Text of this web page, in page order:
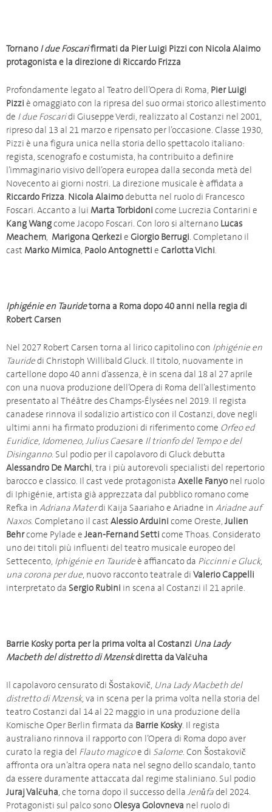
Tornano I due Foscarifirmati da Pier Luigi Pizzi con Nicola Alaimo
protagonista e la direzione di Riccardo Frizza
Profondamente legato al Teatro dell’Opera di Roma, Pier Luigi
Pizzi è omaggiato con la ripresa del suo ormai storico allestimento
de I due Foscaridi Giuseppe Verdi, realizzato al Costanzi nel 2001,
ripreso dal 13 al 21 marzo e ripensato per l’occasione. Classe 1930,
Pizzi è una figura unica nella storia dello spettacolo italiano:
regista, scenografo e costumista, ha contribuito a definire
l’immaginario visivo dell’opera europea dalla seconda metà del
Novecento ai giorni nostri. La direzione musicale è affidata a
Riccardo Frizza. Nicola Alaimodebutta nel ruolo di Francesco
Foscari. Accanto a lui Marta Torbidoni come Lucrezia Contarini e
Kang Wangcome Jacopo Foscari. Con loro si alternano Lucas
Meachem, Marigona Qerkezi e Giorgio Berrugi. Completano il
cast Marko Mimica, Paolo Antognetti e Carlotta Vichi.
Iphigénie en Tauridetorna a Roma dopo 40 anni nella regia di
Robert Carsen
Nel 2027 Robert Carsen torna al lirico capitolino con Iphigénie en
Tauridedi Christoph Willibald Gluck. Il titolo, nuovamente in
cartellone dopo 40 anni d’assenza, è in scena dal 18 al 27 aprile
con una nuova produzione dell’Opera di Roma dell’allestimento
presentato al Théâtre des Champs-Élysées nel 2019. Il regista
canadese rinnova il sodalizio artistico con il Costanzi, dove negli
ultimi anni ha firmato produzioni di riferimento come Orfeo ed
Euridice, Idomeneo, Julius Caesare Il trionfo del Tempo e del
Disinganno. Sul podio per il capolavoro di Gluck debutta
Alessandro De Marchi, tra i più autorevoli specialisti del repertorio
barocco e classico. Il cast vede protagonista Axelle Fanyo nel ruolo
di Iphigénie, artista già apprezzata dal pubblico romano come
Refka in Adriana Materdi Kaija Saariaho e Ariadne in Ariadne auf
Naxos. Completano il cast Alessio Arduini come Oreste, Julien
Behrcome Pylade e Jean-Fernand Setti come Thoas. Considerato
uno dei titoli più influenti del teatro musicale europeo del
Settecento, Iphigénie en Taurideè affiancato da Piccinni e Gluck,
una corona per due, nuovo racconto teatrale di Valerio Cappelli
interpretato da Sergio Rubini in scena al Costanzi il 21 aprile.
Barrie Kosky porta per la prima volta al Costanzi Una Lady
Macbeth del distretto di Mzenskdiretta da Valčuha
Il capolavoro censurato di Šostakovič, Una Lady Macbeth del
distretto di Mzensk,va in scena per la prima volta nella storia del
teatro Costanzi dal 14 al 22 maggio in una produzione della
Komische Oper Berlin firmata da Barrie Kosky. Il regista
australiano rinnova il rapporto con l’Opera di Roma dopo aver
curato la regia del Flauto magicoe di Salome. Con Šostakovič
affronta ora un’altra opera nata nel segno dello scandalo, tanto
da essere duramente attaccata dal regime staliniano. Sul podio
Juraj Valčuha, che torna dopo il successo della Jenůfadel 2024.
Protagonisti sul palco sonoOlesya Golovneva nel ruolo di